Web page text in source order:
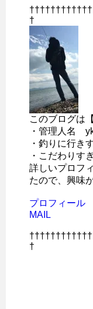
†
このブログは
・管理人名
・釣りに行き
・こだわりす
詳しいプロフ
たので、興味
プロフィール
MAIL
†